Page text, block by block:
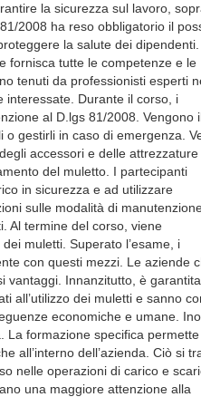
la sicurezza sul lavoro,
2008 ha reso obbligatorio il
la salute dei
fornisca tutte le competenze e le
tenuti da professionisti esperti
interessate. Durante il corso, i
al D.lgs 81/2008. Vengono
o gestirli in caso di emergenza.
accessori e delle attrezzature
del muletto. I partecipanti
in sicurezza e ad utilizzare
sulle modalità di
Al termine del corso, viene
muletti. Superato l’esame, i
con questi mezzi. Le aziende
vantaggi. Innanzitutto, è
all’utilizzo dei muletti e sanno
economiche e umane.
La formazione specifica
all’interno dell’azienda. Ciò si
nelle operazioni di carico e
una maggiore attenzione alla